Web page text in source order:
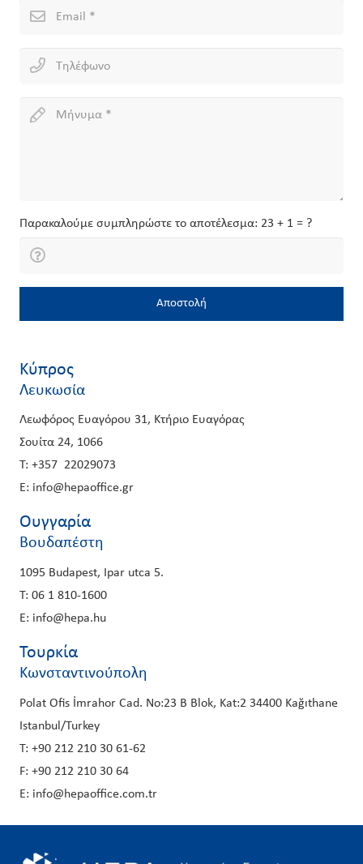
Παρακαλούμε συμπληρώστε το αποτέλεσμα: 23 + 1 = ?
Αποστολή
Κύπρος
Λευκωσία
Λεωφόρος Ευαγόρου 31, Κτήριο Ευαγόρας
Σουίτα 24, 1066
T: +357 22029073
E: info@hepaoffice.gr
Ουγγαρία
Βουδαπέστη
1095 Budapest, Ipar utca 5.
T: 06 1 810-1600
E: info@hepa.hu
Τουρκία
Κωνσταντινούπολη
Polat Ofis İmrahor Cad. No:23 B Blok, Kat:2 34400 Kağıthane
Istanbul/Turkey
T: +90 212 210 30 61-62
F: +90 212 210 30 64
E: info@hepaoffice.com.tr